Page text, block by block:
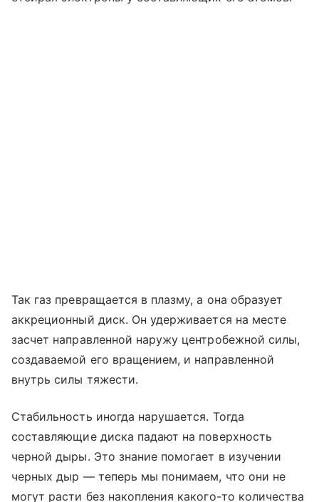
Так газ превращается в плазму, а она образует
аккреционный диск. Он удерживается на месте
засчет направленной наружу центробежной силы,
создаваемой его вращением, и направленной
внутрь силы тяжести.
Стабильность иногда нарушается. Тогда
составляющие диска падают на поверхность
черной дыры. Это знание помогает в изучении
черных дыр — теперь мы понимаем, что они не
могут расти без накопления какого-то количества